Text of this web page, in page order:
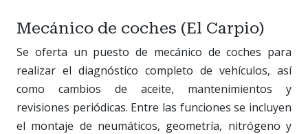
Mecánico de coches (El Carpio)
Se oferta un puesto de mecánico de coches para
realizar el diagnóstico completo de vehículos, así
como cambios de aceite, mantenimientos y
revisiones periódicas. Entre las funciones se incluyen
el montaje de neumáticos, geometría, nitrógeno y